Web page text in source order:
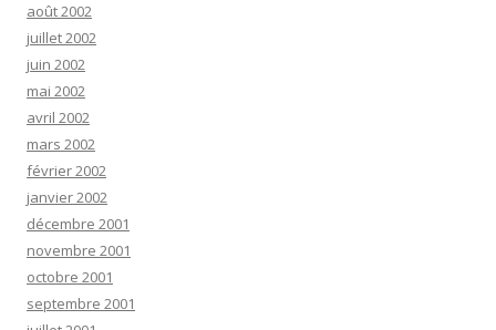
août 2002
juillet 2002
juin 2002
mai 2002
avril 2002
mars 2002
février 2002
janvier 2002
décembre 2001
novembre 2001
octobre 2001
septembre 2001